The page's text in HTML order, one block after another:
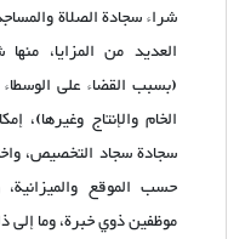
شراء سجادة الصلاة
العديد من المزايا،
(بسبب القضاء على
الخام والإنتاج وغيرها)،
سجادة سجاد التخصيص،
حسب الموقع
موظفين ذوي خبرة، وما إلى